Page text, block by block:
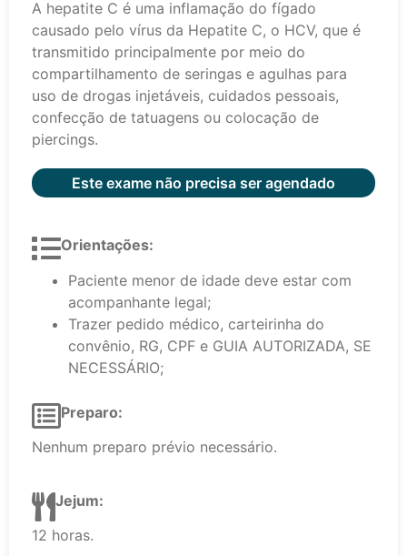
A hepatite C é uma inflamação do fígado
causado pelo vírus da Hepatite C, o HCV, que é
transmitido principalmente por meio do
compartilhamento de seringas e agulhas para
uso de drogas injetáveis, cuidados pessoais,
confecção de tatuagens ou colocação de
piercings.
Este exame não precisa ser agendado
Orientações:
Paciente menor de idade deve estar com
acompanhante legal;
Trazer pedido médico, carteirinha do
convênio, RG, CPF e GUIA AUTORIZADA, SE
NECESSÁRIO;
Preparo:
Nenhum preparo prévio necessário.
Jejum:
12 horas.